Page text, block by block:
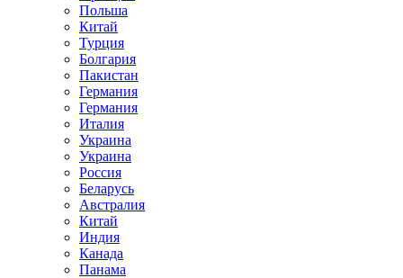
Польша
Китай
Турция
Болгария
Пакистан
Германия
Германия
Италия
Украина
Украина
Россия
Беларусь
Австралия
Китай
Индия
Канада
Панама